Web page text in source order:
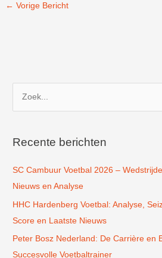
← Vorige Bericht
k
a
a
r
:
Recente berichten
SC Cambuur Voetbal 2026 –
Nieuws en Analyse
HHC Hardenberg Voetbal: Analyse,
Score en Laatste Nieuws
Peter Bosz Nederland: De Carrière en
Succesvolle Voetbaltrainer